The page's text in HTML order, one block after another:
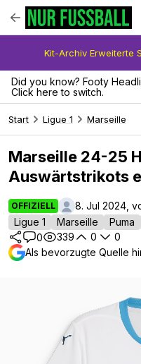
Kit-Archiv Erweiterte
Did you know? Footy
Click here to switch.
Start Ligue 1 Marseille
Marseille 24-25
Auswärtstrikots
OFFIZIELL 8. Jul 2024,
Ligue 1
Marseille Puma
0
339 0
0
Als bevorzugte Quelle